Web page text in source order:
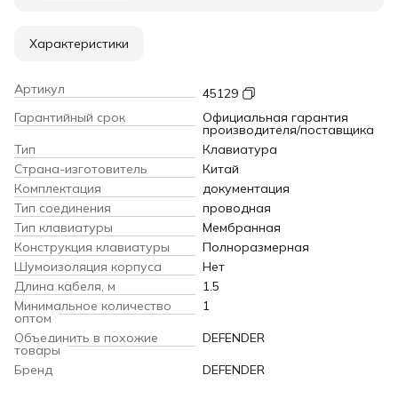
Характеристики
Артикул
45129
Гарантийный срок
Официальная гарантия
производителя/поставщика
Тип
Клавиатура
Страна-изготовитель
Китай
Комплектация
документация
Тип соединения
проводная
Тип клавиатуры
Мембранная
Конструкция клавиатуры
Полноразмерная
Шумоизоляция корпуса
Нет
Длина кабеля, м
1.5
Минимальное количество
оптом
1
Объединить в похожие
товары
DEFENDER
Бренд
DEFENDER